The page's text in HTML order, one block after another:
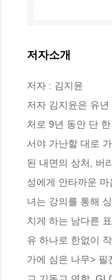
저자소개
저자 : 김지윤
저자 김지윤은 유년
처로 9년 동안 단
서야 가난할 대로
된 내면의 상처, 버
성에게 안타까운
녀는 강의를 통해
치게 하는 남다른
유 하나로 한없이
가에 심은 나무>